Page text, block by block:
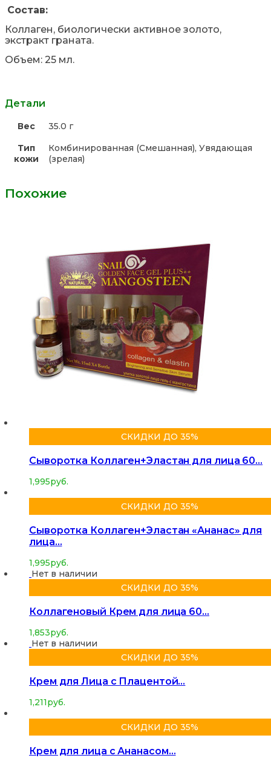
Состав:
Коллаген, биологически активное золото,
экстракт граната.
Объем: 25 мл.
Детали
Вес
35.0 г
Тип
кожи
Комбинированная (Смешанная), Увядающая
(зрелая)
Похожие
СКИДКИ ДО 35%
Сыворотка Коллаген+Эластан для лица 60…
1,995руб.
СКИДКИ ДО 35%
Сыворотка Коллаген+Эластан «Ананас» для
лица…
1,995руб.
Нет в наличии
СКИДКИ ДО 35%
Коллагеновый Крем для лица 60…
1,853руб.
Нет в наличии
СКИДКИ ДО 35%
Крем для Лица с Плацентой…
1,211руб.
СКИДКИ ДО 35%
Крем для лица с Ананасом…